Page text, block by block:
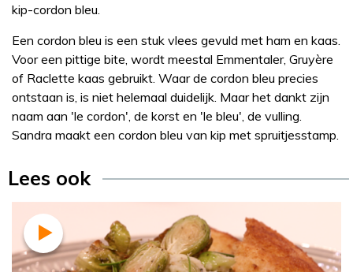
kip-cordon bleu.
Een cordon bleu is een stuk vlees gevuld met ham en kaas.
Voor een pittige bite, wordt meestal Emmentaler, Gruyère
of Raclette kaas gebruikt. Waar de cordon bleu precies
ontstaan is, is niet helemaal duidelijk. Maar het dankt zijn
naam aan 'le cordon', de korst en 'le bleu', de vulling.
Sandra maakt een cordon bleu van kip met spruitjesstamp.
Lees ook